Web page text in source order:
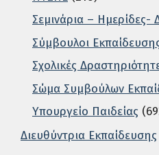
Σεμινάρια – Ημερίδες-
Σύμβουλοι
Σχολικές
Σώμα Συμβούλων
Υπουργείο Παιδείας
Διευθύντρια Εκπαίδευσης